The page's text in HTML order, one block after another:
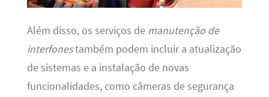
Além disso, os serviços de manutenção de
interfonestambém podem incluir a atualização
de sistemas e a instalação de novas
funcionalidades, como câmeras de segurança